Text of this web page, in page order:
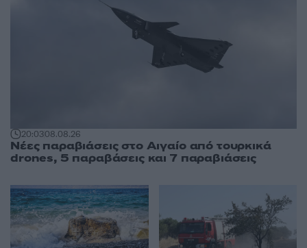
20:0308.08.26
Νέες παραβιάσεις στο Αιγαίο από τουρκικά
drones, 5 παραβάσεις και 7 παραβιάσεις